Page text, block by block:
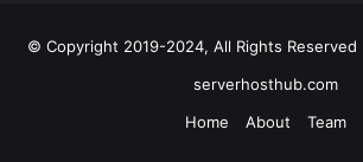
© Copyright 2019-2024, All Rights Reserved
serverhosthub.com
Home
About Team